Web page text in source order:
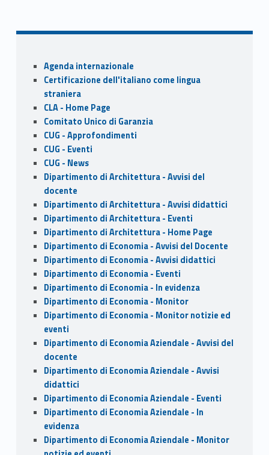
b
o
o
k
d
o
n
l e
Sidebar
Agenda internazionale
Certificazione dell'italiano come lingua
straniera
CLA - Home Page
Comitato Unico di Garanzia
CUG - Approfondimenti
CUG - Eventi
CUG - News
Dipartimento di Architettura - Avvisi del
docente
Dipartimento di Architettura - Avvisi didattici
Dipartimento di Architettura - Eventi
Dipartimento di Architettura - Home Page
Dipartimento di Economia - Avvisi del Docente
Dipartimento di Economia - Avvisi didattici
Dipartimento di Economia - Eventi
Dipartimento di Economia - In evidenza
Dipartimento di Economia - Monitor
Dipartimento di Economia - Monitor notizie ed
eventi
Dipartimento di Economia Aziendale - Avvisi del
docente
Dipartimento di Economia Aziendale - Avvisi
didattici
Dipartimento di Economia Aziendale - Eventi
Dipartimento di Economia Aziendale - In
evidenza
Dipartimento di Economia Aziendale - Monitor